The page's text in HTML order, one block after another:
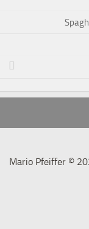
Mario Pfeiffer ©